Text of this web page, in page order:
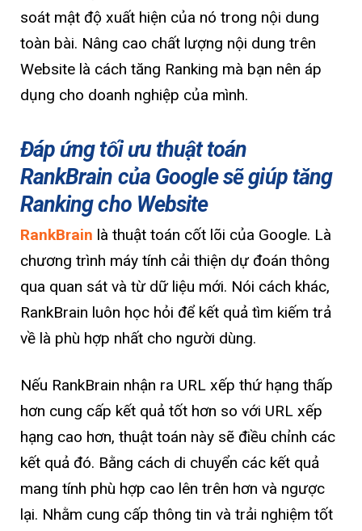
soát mật độ xuất hiện của nó trong nội dung
toàn bài. Nâng cao chất lượng nội dung trên
Website là cách tăng Ranking mà bạn nên áp
dụng cho doanh nghiệp của mình.
Đáp ứng tối ưu thuật toán
RankBrain của Google sẽ giúp tăng
Ranking cho Website
RankBrain là thuật toán cốt lõi của Google. Là
chương trình máy tính cải thiện dự đoán thông
qua quan sát và từ dữ liệu mới. Nói cách khác,
RankBrain luôn học hỏi để kết quả tìm kiếm trả
về là phù hợp nhất cho người dùng.
Nếu RankBrain nhận ra URL xếp thứ hạng thấp
hơn cung cấp kết quả tốt hơn so với URL xếp
hạng cao hơn, thuật toán này sẽ điều chỉnh các
kết quả đó. Bằng cách di chuyển các kết quả
mang tính phù hợp cao lên trên hơn và ngược
lại. Nhằm cung cấp thông tin và trải nghiệm tốt